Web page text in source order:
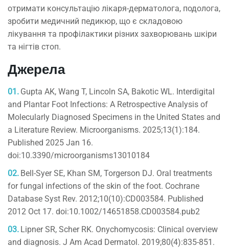
отримати консультацію лікаря-дерматолога, подолога,
зробити медичний педикюр, що є складовою
лікування та профілактики різних захворювань шкіри
та нігтів стоп.
Джерела
Gupta AK, Wang T, Lincoln SA, Bakotic WL. Interdigital
and Plantar Foot Infections: A Retrospective Analysis of
Molecularly Diagnosed Specimens in the United States and
a Literature Review. Microorganisms. 2025;13(1):184.
Published 2025 Jan 16.
doi:10.3390/microorganisms13010184
Bell-Syer SE, Khan SM, Torgerson DJ. Oral treatments
for fungal infections of the skin of the foot. Cochrane
Database Syst Rev. 2012;10(10):CD003584. Published
2012 Oct 17. doi:10.1002/14651858.CD003584.pub2
Lipner SR, Scher RK. Onychomycosis: Clinical overview
and diagnosis. J Am Acad Dermatol. 2019;80(4):835-851.